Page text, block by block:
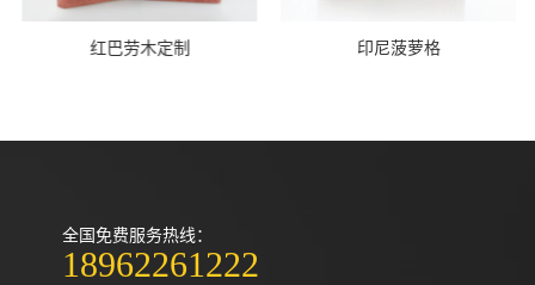
红巴劳木定制 印尼菠萝格
全国免费服务热线：
18962261222